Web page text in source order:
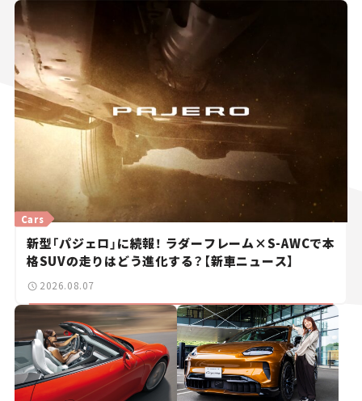
新型「パジェロ」に続報！ ラダーフレーム×S-AWCで本
格SUVの走りはどう進化する？【新車ニュース】
Cars
2026.08.07